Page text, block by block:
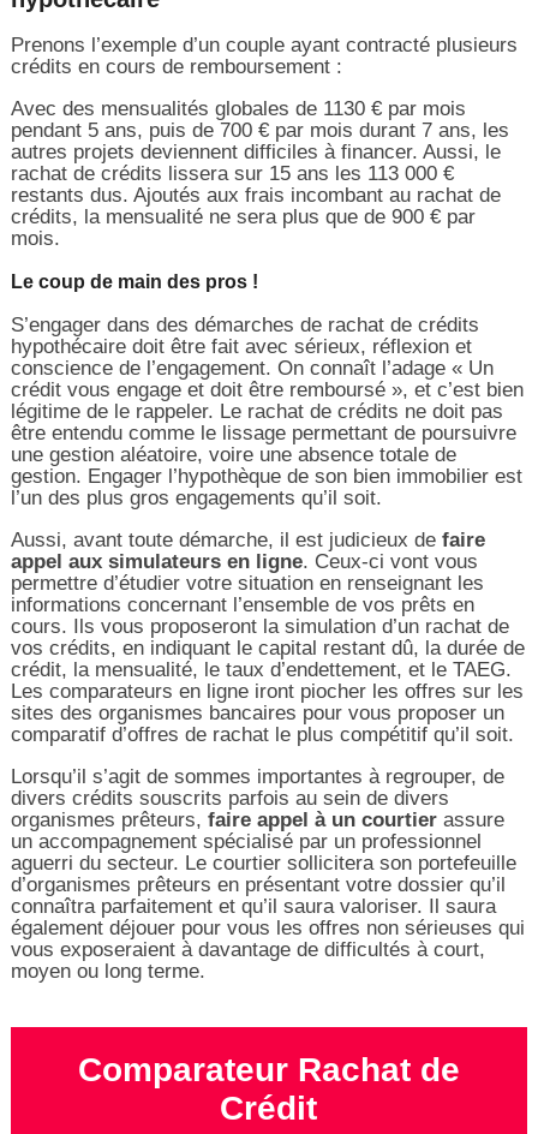
Prenons l’exemple d’un couple ayant contracté plusieurs
crédits en cours de remboursement :
Avec des mensualités globales de 1130 € par mois
pendant 5 ans, puis de 700 € par mois durant 7 ans, les
autres projets deviennent difficiles à financer. Aussi, le
rachat de crédits lissera sur 15 ans les 113 000 €
restants dus. Ajoutés aux frais incombant au rachat de
crédits, la mensualité ne sera plus que de 900 € par
mois.
Le coup de main des pros !
S’engager dans des démarches de rachat de crédits
hypothécaire doit être fait avec sérieux, réflexion et
conscience de l’engagement. On connaît l’adage « Un
crédit vous engage et doit être remboursé », et c’est bien
légitime de le rappeler. Le rachat de crédits ne doit pas
être entendu comme le lissage permettant de poursuivre
une gestion aléatoire, voire une absence totale de
gestion. Engager l’hypothèque de son bien immobilier est
l’un des plus gros engagements qu’il soit.
Aussi, avant toute démarche, il est judicieux de faire
appel aux simulateurs en ligne. Ceux-ci vont vous
permettre d’étudier votre situation en renseignant les
informations concernant l’ensemble de vos prêts en
cours. Ils vous proposeront la simulation d’un rachat de
vos crédits, en indiquant le capital restant dû, la durée de
crédit, la mensualité, le taux d’endettement, et le TAEG.
Les comparateurs en ligne iront piocher les offres sur les
sites des organismes bancaires pour vous proposer un
comparatif d’offres de rachat le plus compétitif qu’il soit.
Lorsqu’il s’agit de sommes importantes à regrouper, de
divers crédits souscrits parfois au sein de divers
organismes prêteurs, faire appel à un courtier assure
un accompagnement spécialisé par un professionnel
aguerri du secteur. Le courtier sollicitera son portefeuille
d’organismes prêteurs en présentant votre dossier qu’il
connaîtra parfaitement et qu’il saura valoriser. Il saura
également déjouer pour vous les offres non sérieuses qui
vous exposeraient à davantage de difficultés à court,
moyen ou long terme.
Comparateur Rachat de
Crédit